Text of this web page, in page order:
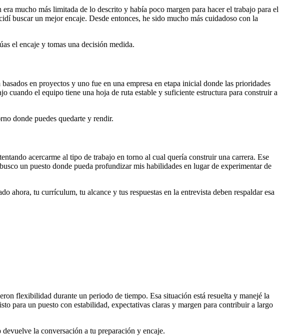
mucho más limitada de lo descrito y había poco margen para hacer el trabajo para el
buscar un mejor encaje. Desde entonces, he sido mucho más cuidadoso con la
el encaje y tomas una decisión medida.
en proyectos y uno fue en una empresa en etapa inicial donde las prioridades
cuando el equipo tiene una hoja de ruta estable y suficiente estructura para construir a
donde puedes quedarte y rendir.
acercarme al tipo de trabajo en torno al cual quería construir una carrera. Ese
un puesto donde pueda profundizar mis habilidades en lugar de experimentar de
ahora, tu currículum, tu alcance y tus respuestas en la entrevista deben respaldar esa
flexibilidad durante un periodo de tiempo. Esa situación está resuelta y manejé la
para un puesto con estabilidad, expectativas claras y margen para contribuir a largo
la conversación a tu preparación y encaje.